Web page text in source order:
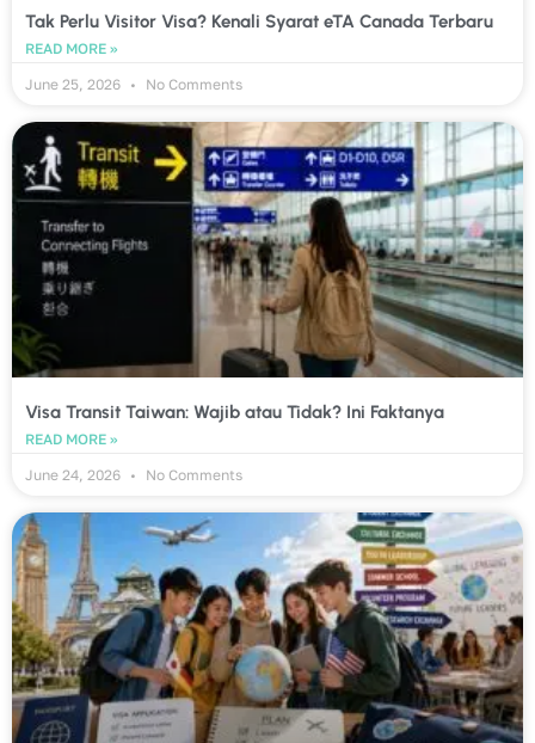
Tak Perlu Visitor Visa? Kenali Syarat eTA Canada Terbaru
READ MORE »
June 25, 2026
No Comments
Visa Transit Taiwan: Wajib atau Tidak? Ini Faktanya
READ MORE »
June 24, 2026
No Comments